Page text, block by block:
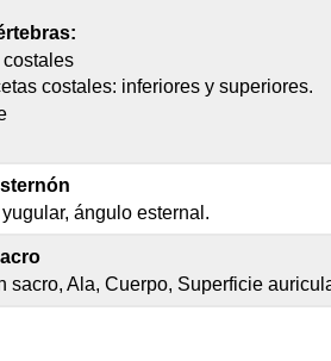
costales
costales: inferiores y superiores.
ángulo esternal.
sacro, Ala, Cuerpo, Superficie